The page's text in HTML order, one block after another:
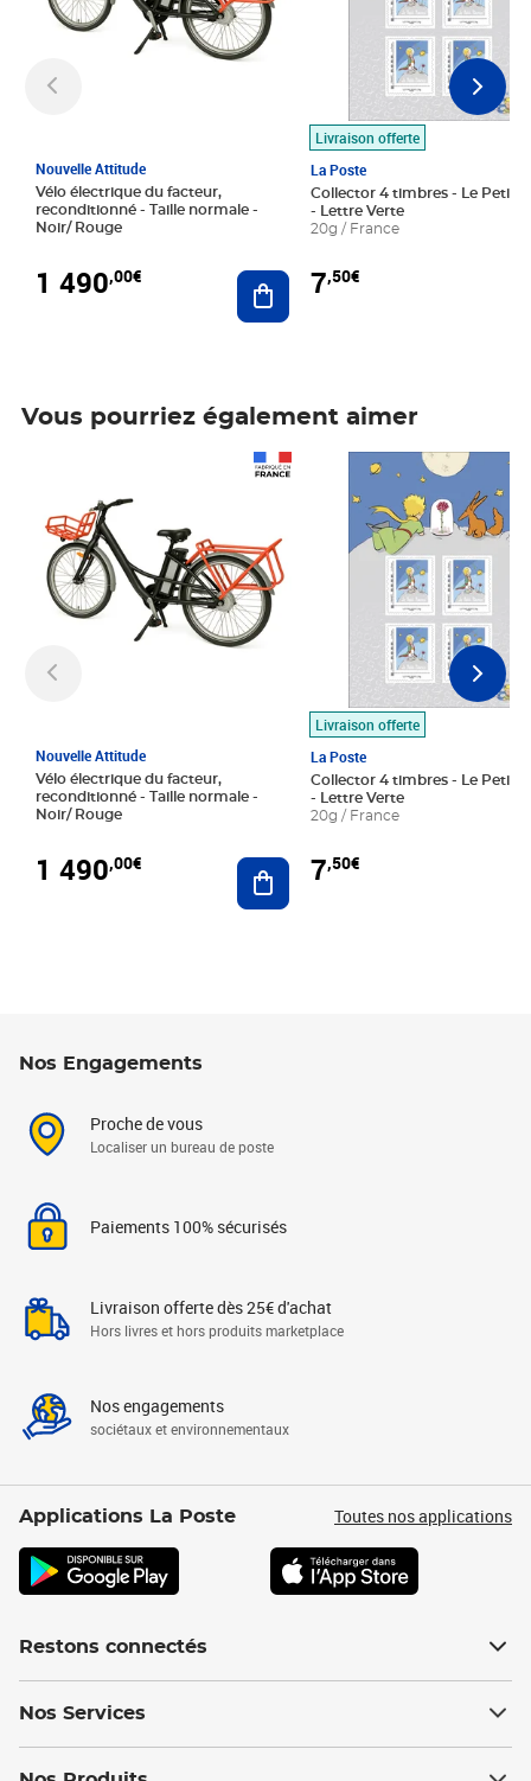
Nouvelle Attitude
Vélo électrique du facteur,
reconditionné - Taille normale -
Noir/ Rouge
1 490,00€ Ajouter au panier
Livraison offerte
La Poste
Collector 4 timbres - Le Petit
- Lettre Verte
20g / France
7,50€
Vous pourriez également aimer
Nouvelle Attitude
Vélo électrique du facteur,
reconditionné - Taille normale -
Noir/ Rouge
1 490,00€ Ajouter au panier
Livraison offerte
La Poste
Collector 4 timbres - Le Petit
- Lettre Verte
20g / France
7,50€
Prix 7,50€
Nos Engagements
Proche de vous
Localiser un bureau de poste
Paiements 100% sécurisés
Livraison offerte dès 25€ d'achat
Hors livres et hors produits marketplace
Nos engagements
sociétaux et environnementaux
Applications La Poste Toutes nos applications
Restons connectés
Nos Services